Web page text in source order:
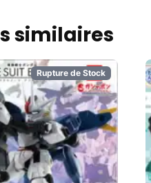
similaires
Rupture de Stock